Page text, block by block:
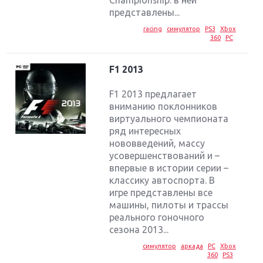
представлены...
racing симулятор PS3
Xbox
360
PC
F1 2013
F1 2013 предлагает
вниманию поклонников
виртуального чемпионата
ряд интересных
нововведений, массу
усовершенствований и –
впервые в истории серии –
классику автоспорта. В
игре представлены все
машины, пилоты и трассы
реального гоночного
сезона 2013...
симулятор аркада PC
Xbox
360
PS3